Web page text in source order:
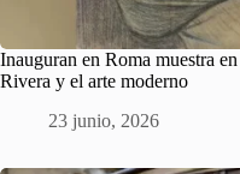
Inauguran en Roma muestra
Rivera y el arte moderno
23 junio, 2026